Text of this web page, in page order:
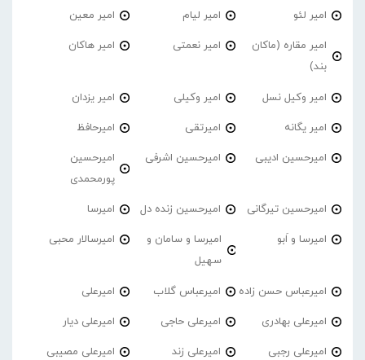
امیر لئو امیر لیام امیر معین
امیر مقاره (ماکان
بند)
امیر نعمتی امیر هاکان
امیر وکیل نسل امیر وکیلی امیر یزدان
امیر یگانه امیرتقی امیرحافظ
امیرحسین ادیبی امیرحسین اشرفی
امیرحسین
پورمحمدی
امیرحسین تیرگانی امیرحسین زنده دل امیرسا
امیرسا و اَبو
امیرسا و سامان و
سهیل
امیرسالار محبی
امیرعباس حسن زاده امیرعباس گلاب امیرعلی
امیرعلی بهادری امیرعلی حاجی امیرعلی دیار
امیرعلی رجبی امیرعلی زند امیرعلی مصیبی